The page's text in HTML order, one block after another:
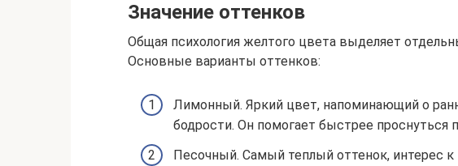
Значение оттенков
Общая психология желтого цвета выделяет
Основные варианты оттенков:
Лимонный. Яркий цвет, напоминающий о
бодрости. Он помогает быстрее проснуться
Песочный. Самый теплый оттенок, интерес к